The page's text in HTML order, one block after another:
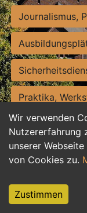
Wir verwenden
Nutzererfahrung
unserer
von Cookies zu.
Zustimmen
Journalismus,
Praktika,
Personalwesen
Hilfskräfte,
Weiterbildung,